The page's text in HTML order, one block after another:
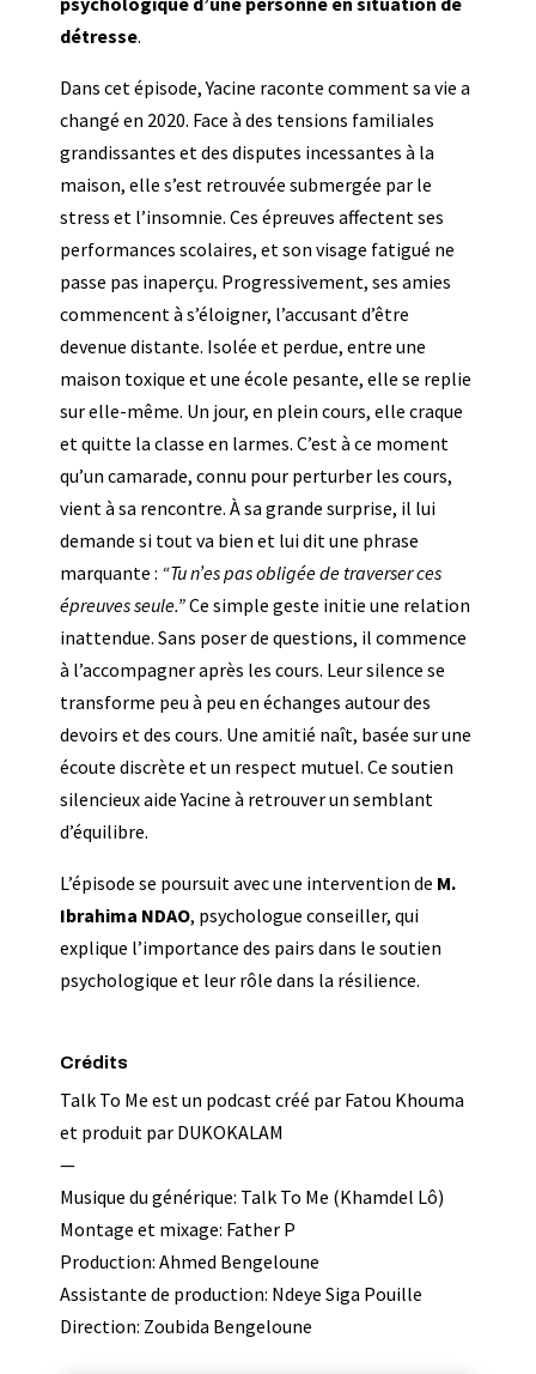
détresse.
Dans cet épisode, Yacine raconte comment sa vie a
changé en 2020. Face à des tensions familiales
grandissantes et des disputes incessantes à la
maison, elle s’est retrouvée submergée par le
stress et l’insomnie. Ces épreuves affectent ses
performances scolaires, et son visage fatigué ne
passe pas inaperçu. Progressivement, ses amies
commencent à s’éloigner, l’accusant d’être
devenue distante. Isolée et perdue, entre une
maison toxique et une école pesante, elle se replie
sur elle-même. Un jour, en plein cours, elle craque
et quitte la classe en larmes. C’est à ce moment
qu’un camarade, connu pour perturber les cours,
vient à sa rencontre. À sa grande surprise, il lui
demande si tout va bien et lui dit une phrase
marquante : “Tu n’es pas obligée de traverser ces
épreuves seule.”Ce simple geste initie une relation
inattendue. Sans poser de questions, il commence
à l’accompagner après les cours. Leur silence se
transforme peu à peu en échanges autour des
devoirs et des cours. Une amitié naît, basée sur une
écoute discrète et un respect mutuel. Ce soutien
silencieux aide Yacine à retrouver un semblant
d’équilibre.
L’épisode se poursuit avec une intervention de M.
Ibrahima NDAO, psychologue conseiller, qui
explique l’importance des pairs dans le soutien
psychologique et leur rôle dans la résilience.
Crédits
Talk To Me est un podcast créé par Fatou Khouma
et produit par DUKOKALAM
—
Musique du générique: Talk To Me (Khamdel Lô)
Montage et mixage: Father P
Production: Ahmed Bengeloune
Assistante de production: Ndeye Siga Pouille
Direction: Zoubida Bengeloune